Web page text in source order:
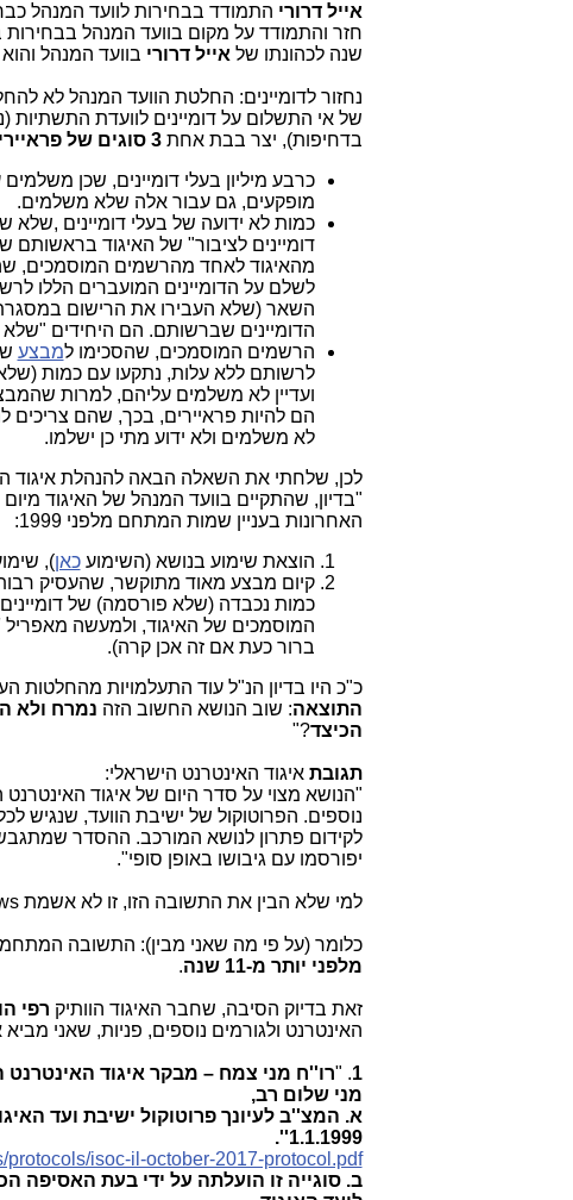
אייל דרורי התמודד בבחירות לוועד המנהל כבר ב-
חזר והתמודד על מקום בוועד המנהל בבחירות ב-2016 וכן הצליח
שנה לכהונתו של אייל דרורי בוועד המנהל
נחזור לדומיינים: החלטת הוועד המנהל לא
בדחיפות), יצר בבת אחת3 סוגים של פראיירים בישראל
כרבע מיליון בעלי דומיינים, שכן
מופקעים, גם עבור אלה שלא משלמים.
דומיינים לציבור" של האיגוד בראשותם
מהאיגוד לאחד מהרשמים המוסמכים,
לשלם על הדומיינים המועברים הללו
השאר (שלא העבירו את הרישום
הדומיינים שברשותם. הם היחידים "שלא
הרשמים המוסמכים, שהסכימו למבצע
לרשותם ללא עלות, נתקעו עם כמות (שלא
הם להיות פראיירים, בכך, שהם צריכים
לא משלמים ולא ידוע מתי כן ישלמו.
לכן, שלחתי את השאלה הבאה להנהלת איגוד
"בדיון, שהתקיים בוועד המנהל של האיגוד מיום 24.10.17 (
האחרונות בעניין שמות המתחם מלפני 1999:
הוצאת שימוע בנושא (השימועכאן),
ברור כעת אם זה אכן קרה).
כ"כ היו בדיון הנ"ל עוד התעלמויות מהחלטות
התוצאה: שוב הנושא החשוב הזה נמרח ולא
הכיצד?"
תגובתאיגוד האינטרנט הישראלי:
"הנושא מצוי על סדר היום של איגוד האינטרנט
נוספים. הפרוטוקול של ישיבת הוועד, שנגיש
לקידום פתרון לנושא המורכב. ההסדר שמתגבש
יפורסמו עם גיבושו באופן סופי".
למי שלא הבין את התשובה הזו, זו לא אשמת Telecom News.
כלומר (על פי מה שאני מבין): התשובה
מלפני יותר מ-11 שנה
.
זאת בדיוק הסיבה, שחבר האיגוד הוותיק רפי
האינטרנט ולגורמים נוספים, פניות, שאני
1
. "רו''ח מני צמח – מבקר איגוד האינטרנט
מני שלום רב,
1.1.1999''.
protocols/isoc-il-october-2017-protocol.pdf